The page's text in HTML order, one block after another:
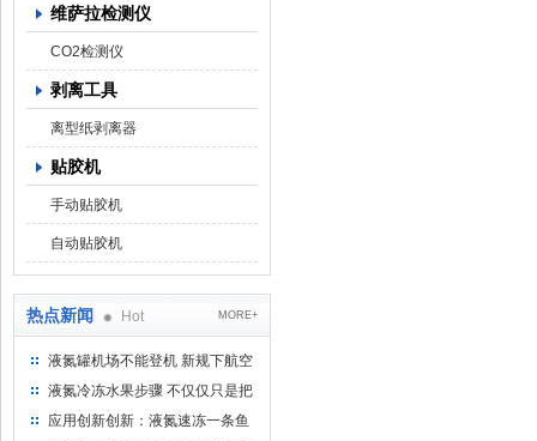
维萨拉检测仪
CO2检测仪
剥离工具
离型纸剥离器
贴胶机
手动贴胶机
自动贴胶机
热点新闻 Hot MORE+
液氮罐机场不能登机 新规下航空
运输罐能否上飞机
液氮冷冻水果步骤 不仅仅只是把
水果扔到液氮中
应用创新创新：液氮速冻一条鱼